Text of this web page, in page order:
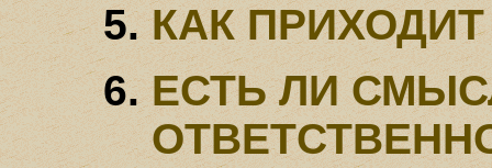
КАК
ЕСТЬ ЛИ